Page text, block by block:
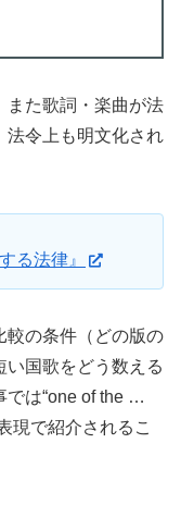
また歌詞・楽曲が法
法令上も明文化され
る法律』
較の条件（どの版の
国歌をどう数える
では“one of the …
現で紹介されるこ